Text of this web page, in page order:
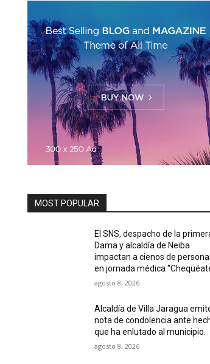
MOST POPULAR
El SNS, despacho de la
Dama y alcaldía de Neiba
impactan a cienos de
en jornada médica
agosto 8, 2026
Alcaldía de Villa Jaragua
nota de condolencia ante
que ha enlutado al municipio.
agosto 8, 2026